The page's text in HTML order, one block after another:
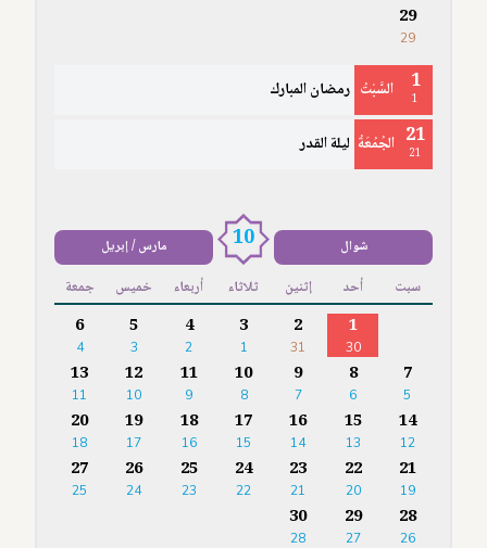
29
29
1
1 السَّبْتُ رمضان المبارك
21
21 الجُمُعَةُ ليلة القدر
شوال 10 مارس / إبريل
سبت أحد إثنين ثلاثاء أربعاء خميس جمعة
1
30
2
31
3
1
4
2
5
3
6
4
7
5
8
6
9
7
10
8
11
9
12
10
13
11
14
12
15
13
16
14
17
15
18
16
19
17
20
18
21
19
22
20
23
21
24
22
25
23
26
24
27
25
28
26
29
27
30
28